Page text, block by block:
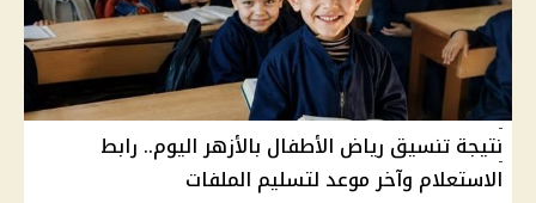
نتيجة تنسيق رياض الأطفال بالأزهر اليوم.. رابط
الاستعلام وآخر موعد لتسليم الملفات